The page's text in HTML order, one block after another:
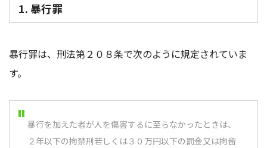
1. 暴行罪
暴行罪は、刑法第２０８条で次のように規定されていま
す。
暴行を加えた者が人を傷害するに至らなかったときは、
２年以下の拘禁刑若しくは３０万円以下の罰金又は拘留